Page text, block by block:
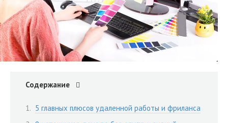
Содержание
5 главных плюсов удаленной работы и фриланса